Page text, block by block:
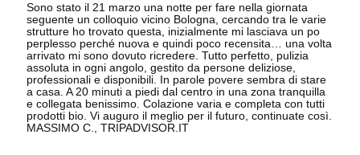
Sono stato il 21 marzo una notte per fare nella giornata
seguente un colloquio vicino Bologna, cercando tra le varie
strutture ho trovato questa, inizialmente mi lasciava un po
perplesso perché nuova e quindi poco recensita… una volta
arrivato mi sono dovuto ricredere. Tutto perfetto, pulizia
assoluta in ogni angolo, gestito da persone deliziose,
professionali e disponibili. In parole povere sembra di stare
a casa. A 20 minuti a piedi dal centro in una zona tranquilla
e collegata benissimo. Colazione varia e completa con tutti
prodotti bio. Vi auguro il meglio per il futuro, continuate così.
MASSIMO C., TRIPADVISOR.IT